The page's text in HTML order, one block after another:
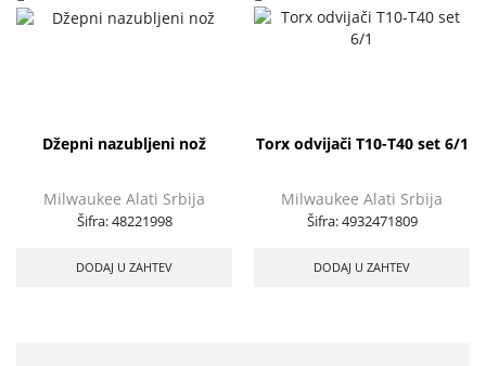
Džepni nazubljeni nož
Milwaukee Alati Srbija
Šifra:48221998
DODAJ U ZAHTEV
Torx odvijači T10-T40 set 6/1
Milwaukee Alati Srbija
Šifra:4932471809
DODAJ U ZAHTEV